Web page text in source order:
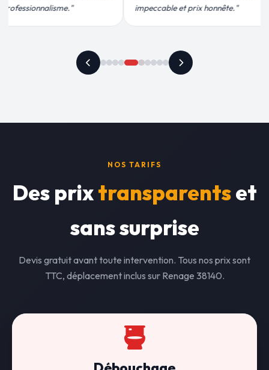
prix honnête."
recommande vivement."
NOS TARIFS
Des prixtransparentset
sans surprise
Devis gratuit avant toute intervention. Tous nos prix sont
TTC, déplacement inclus sur Renage 38140.